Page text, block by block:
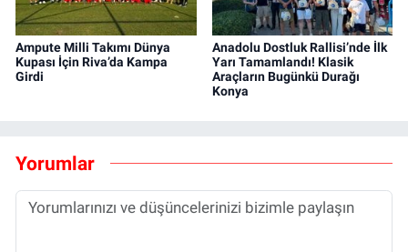
Ampute Milli Takımı Dünya
Kupası İçin Riva’da Kampa
Girdi
Anadolu Dostluk Rallisi’nde İlk
Yarı Tamamlandı! Klasik
Araçların Bugünkü Durağı
Konya
Yorumlar